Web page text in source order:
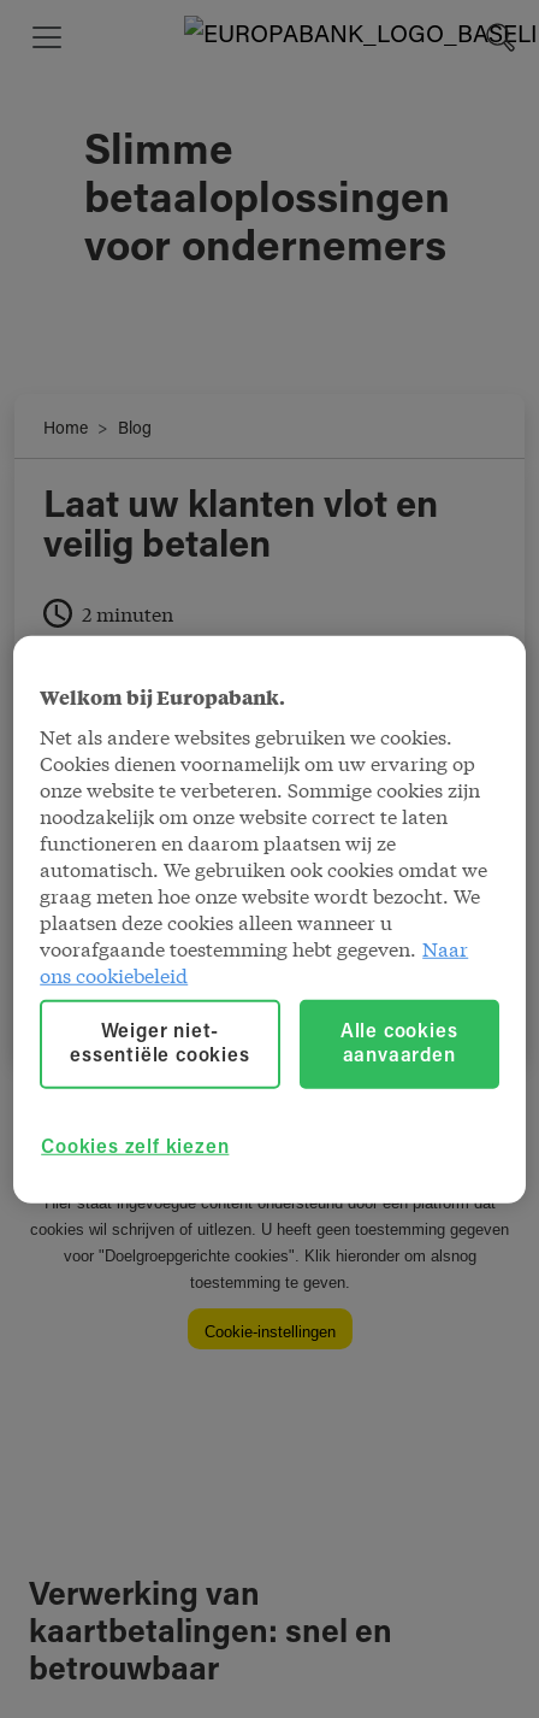
Slimme
betaaloplossingen
voor ondernemers
Home Blog
Slimme betaaloplossingen voor ondernemers
Laat uw klanten vlot en
veilig betalen
2 minuten
dat betalingen snel, veilig en zonder gedoe
verlopen. Bij Europabank bieden we
betaaloplossingen op maat van uw zaak of u nu
een winkel, horecazaak of dienstverlenend
bedrijf runt. Bekijk onze video hieronder en
ontdek in 1 minuut hoe onze
betaaloplossingen uw onderneming
vooruithelpen.
Verwerking van
kaartbetalingen: snel en
betrouwbaar
Welkom bij Europabank.
Net als andere websites gebruiken we cookies.
Cookies dienen voornamelijk om uw ervaring op
onze website te verbeteren. Sommige cookies zijn
noodzakelijk om onze website correct te laten
functioneren en daarom plaatsen wij ze
automatisch. We gebruiken ook cookies omdat we
graag meten hoe onze website wordt bezocht. We
plaatsen deze cookies alleen wanneer u
voorafgaande toestemming hebt gegeven. Naar
ons cookiebeleid
Cookies zelf kiezen
Weiger niet-
essentiële cookies
Alle cookies
aanvaarden